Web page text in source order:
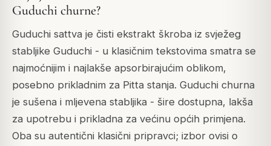
Guduchi churne?
Guduchi sattva je čisti ekstrakt škroba iz svježeg
stabljike Guduchi - u klasičnim tekstovima smatra se
najmoćnijim i najlakše apsorbirajućim oblikom,
posebno prikladnim za Pitta stanja. Guduchi churna
je sušena i mljevena stabljika - šire dostupna, lakša
za upotrebu i prikladna za većinu općih primjena.
Oba su autentični klasični pripravci; izbor ovisi o